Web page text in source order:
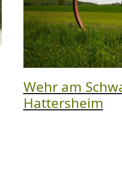
Wehr am
Hattersheim